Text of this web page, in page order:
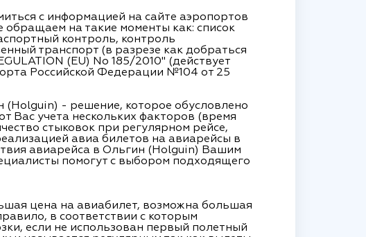
с информацией на сайте аэропортов
на такие моменты как: список
контроль, контроль
транспорт (в разрезе как добраться
(EU) No 185/2010" (действует
Российской Федерации №104 от 25
- решение, которое обусловлено
Вас учета нескольких факторов (время
стыковок при регулярном рейсе,
авиа билетов на авиарейсы в
авиарейса в Ольгин (Holguin) Вашим
помогут с выбором подходящего
цена на авиабилет, возможна большая
в соответствии с которым
если не использован первый полетный